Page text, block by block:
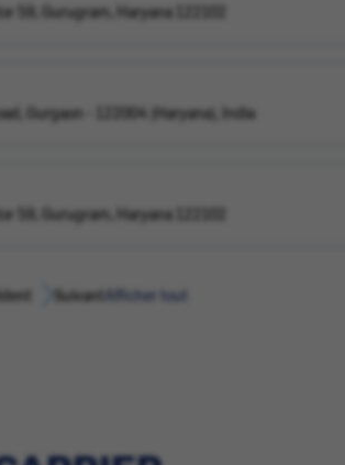
59, Gurugram, Haryana 122102
Gurgaon - 122004 (Haryana), India
59, Gurugram, Haryana 122102
SuivantAfficher tout